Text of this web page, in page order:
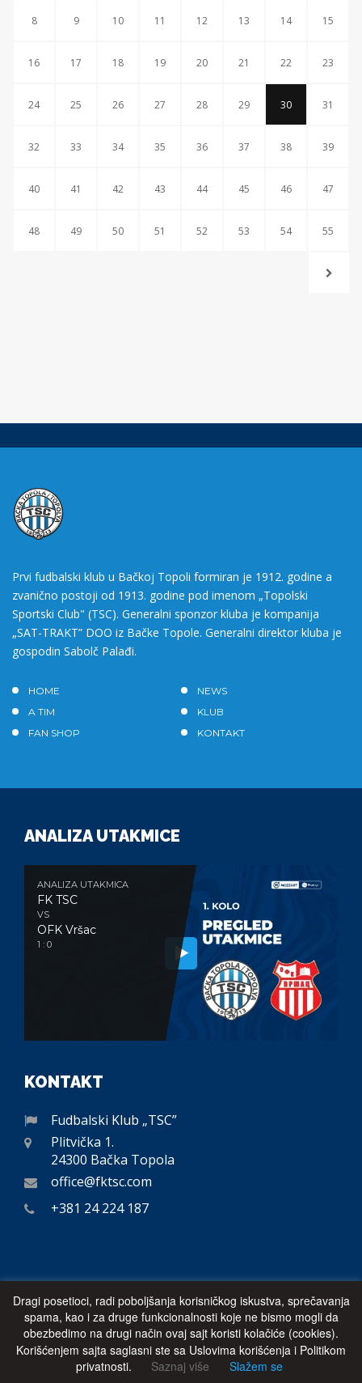
8 9 10 11 12 13 14 15
16 17 18 19 20 21 22 23
24 25 26 27 28 29 30 31
32 33 34 35 36 37 38 39
40 41 42 43 44 45 46 47
48 49 50 51 52 53 54 55
Prvi fudbalski klub u Bačkoj Topoli formiran je 1912. godine a
zvanično postoji od 1913. godine pod imenom „Topolski
Sportski Club" (TSC). Generalni sponzor kluba je kompanija
„SAT-TRAKT” DOO iz Bačke Topole. Generalni direktor kluba je
gospodin Sabolč Palađi.
HOME
NEWS
A TIM
KLUB
FAN SHOP
KONTAKT
ANALIZA UTAKMICE
ANALIZA UTAKMICA
FK TSC
VS
OFK Vršac
1 : 0
KONTAKT
Fudbalski Klub „TSC”
Plitvička 1.
24300 Bačka Topola
office@fktsc.com
+381 24 224 187
Dragi posetioci, radi poboljšanja korisničkog iskustva, sprečavanja
spama, kao i za druge funkcionalnosti koje ne bismo mogli da
obezbedimo na drugi način ovaj sajt koristi kolačiće (cookies).
Korišćenjem sajta saglasni ste sa Uslovima korišćenja i Politikom
privatnosti.
Saznaj više Slažem se